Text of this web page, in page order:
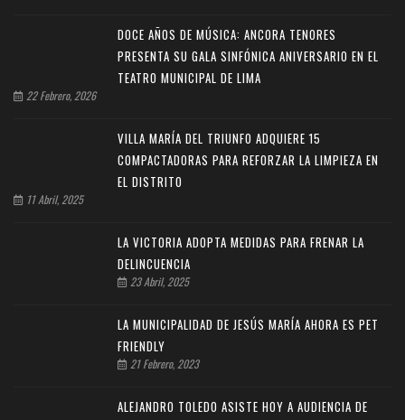
DOCE AÑOS DE MÚSICA: ANCORA TENORES
PRESENTA SU GALA SINFÓNICA ANIVERSARIO EN EL
TEATRO MUNICIPAL DE LIMA
22 Febrero, 2026
VILLA MARÍA DEL TRIUNFO ADQUIERE 15
COMPACTADORAS PARA REFORZAR LA LIMPIEZA EN
EL DISTRITO
11 Abril, 2025
LA VICTORIA ADOPTA MEDIDAS PARA FRENAR LA
DELINCUENCIA
23 Abril, 2025
LA MUNICIPALIDAD DE JESÚS MARÍA AHORA ES PET
FRIENDLY
21 Febrero, 2023
ALEJANDRO TOLEDO ASISTE HOY A AUDIENCIA DE